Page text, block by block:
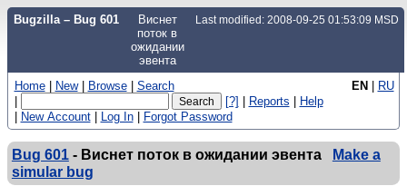
Bugzilla – Bug 601
Виснет
поток в
ожидании
эвента
Last modified: 2008-09-25 01:53:09 MSD
EN | RU
Home | New | Browse | Search
|
[?] | Reports | Help
| New Account | Log In | Forgot Password
Bug 601 - Виснет поток в ожидании эвента
Make a
simular bug